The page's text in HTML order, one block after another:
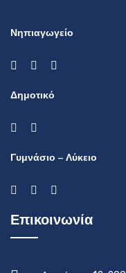
Νηπιαγωγείο
Δημοτικό
Γυμνάσιο – Λύκειο
Επικοινωνία